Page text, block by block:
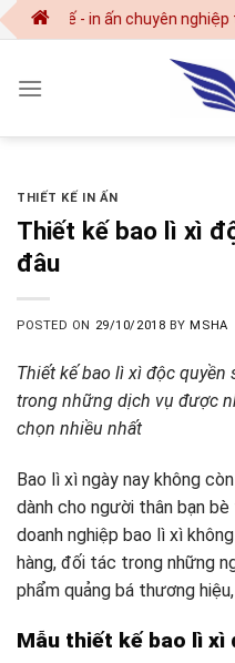
Skip
to
kế - in ấn chuyên nghiệp tại
THIẾT KẾ IN ẤN
Thiết kế bao lì xì
đâu
POSTED ON 29/10/2018 BYMSHA
Thiết kế bao lì xì độc
trong những dịch vụ được
chọn nhiều nhất
Bao lì xì ngày nay không
dành cho người thân bạn
doanh nghiệp bao lì xì
hàng, đối tác trong những
phẩm quảng bá thương
Mẫu thiết kế bao lì